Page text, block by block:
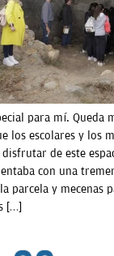
para mí. Queda
los escolares y los
de este
con una
parcela y mecenas
[…]